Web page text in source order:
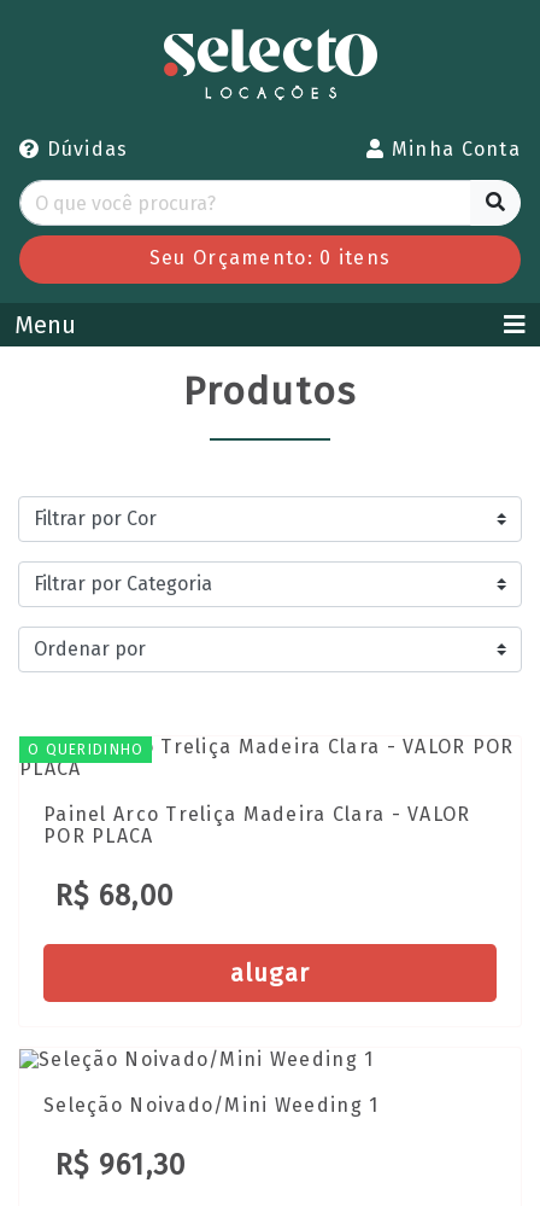
Dúvidas Minha Conta
Seu Orçamento: 0 itens
Menu
Produtos
O QUERIDINHO
Painel Arco Treliça Madeira Clara - VALOR
POR PLACA
R$ 68,00
alugar
Seleção Noivado/Mini Weeding 1
R$ 961,30